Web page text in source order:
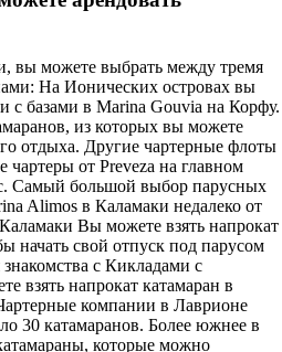
вы можете выбрать между тремя
На Ионических островах вы
с базами в Marina Gouvia на Корфу.
из которых вы можете
отдыха. Другие чартерные флоты
от Preveza на главном
Самый большой выбор парусных
Alimos в Каламаки недалеко от
Вы можете взять напрокат
начать свой отпуск под парусом
с Кикладами с
взять напрокат катамаран в
компании в Лаврионе
30 катамаранов. Более южнее в
которые можно